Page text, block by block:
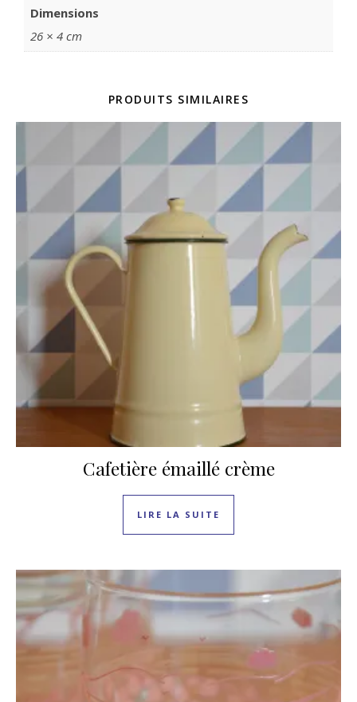
Dimensions
26 × 4 cm
PRODUITS SIMILAIRES
Cafetière émaillé crème
LIRE LA SUITE